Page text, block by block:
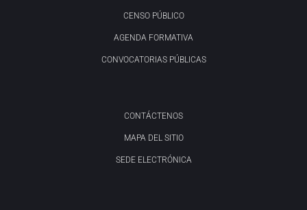
CENSO PÚBLICO
AGENDA FORMATIVA
CONVOCATORIAS PÚBLICAS
CONTÁCTENOS
MAPA DEL SITIO
SEDE ELECTRÓNICA